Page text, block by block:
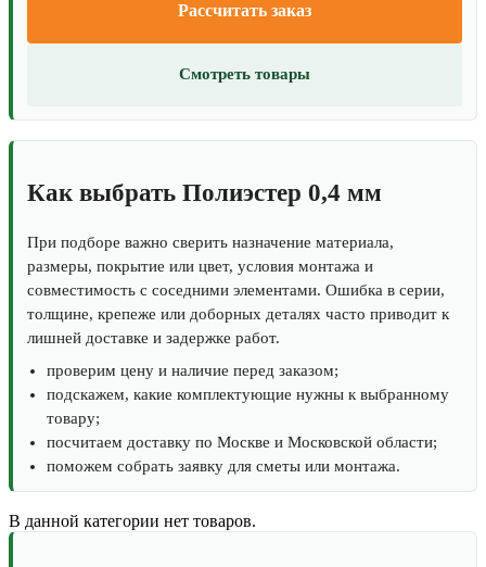
Рассчитать заказ
Смотреть товары
Как выбрать Полиэстер 0,4 мм
При подборе важно сверить назначение материала,
размеры, покрытие или цвет, условия монтажа и
совместимость с соседними элементами. Ошибка в серии,
толщине, крепеже или доборных деталях часто приводит к
лишней доставке и задержке работ.
проверим цену и наличие перед заказом;
подскажем, какие комплектующие нужны к выбранному
товару;
посчитаем доставку по Москве и Московской области;
поможем собрать заявку для сметы или монтажа.
В данной категории нет товаров.